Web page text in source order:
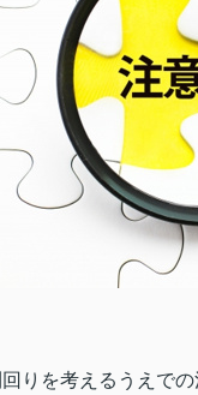
りを考えるうえでの